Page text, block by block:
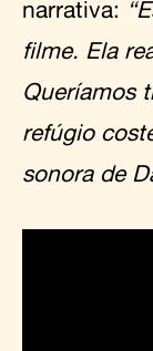
narrativa:
filme. Ela
Queríamos
refúgio
sonora de